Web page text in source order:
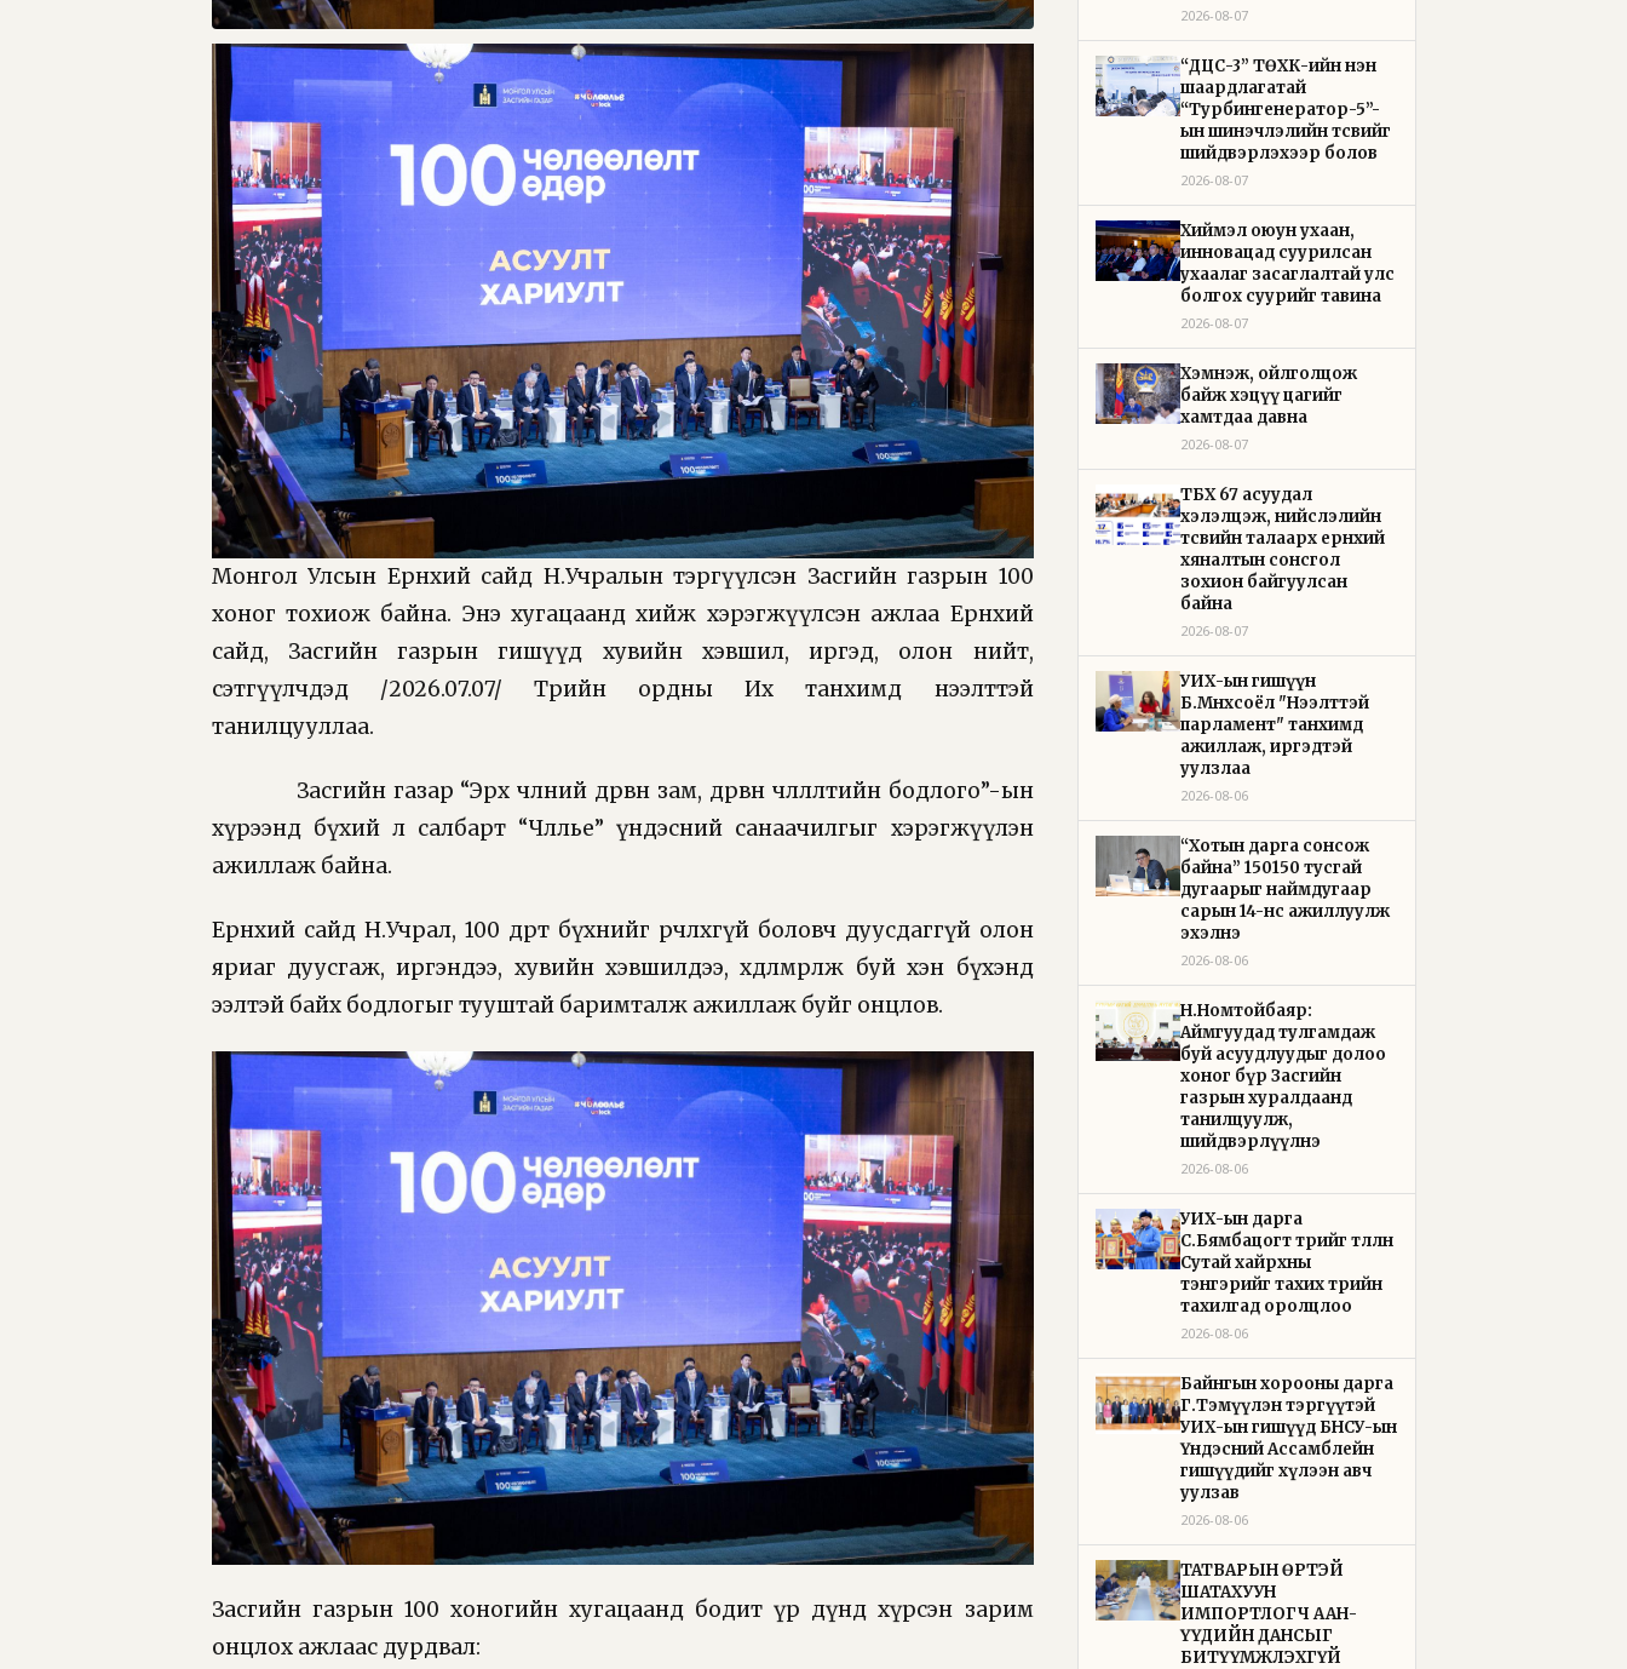
Монгол Улсын Ерөнхий сайд Н.Учралын тэргүүлсэн Засгийн газрын 100
хоног тохиож байна. Энэ хугацаанд хийж хэрэгжүүлсэн ажлаа Ерөнхий
сайд, Засгийн газрын гишүүд хувийн хэвшил, иргэд, олон нийт,
сэтгүүлчдэд /2026.07.07/ Төрийн ордны Их танхимд нээлттэй
танилцууллаа.
Засгийн газар “Эрх чөлөөний дөрвөн зам, дөрвөн чөлөөлөлтийн бодлого”-ын
хүрээнд бүхий л салбарт “Чөлөөлье” үндэсний санаачилгыг хэрэгжүүлэн
ажиллаж байна.
Ерөнхий сайд Н.Учрал, 100 өдөрт бүхнийг өөрчлөхгүй боловч дуусдаггүй олон
яриаг дуусгаж, иргэндээ, хувийн хэвшилдээ, хөдөлмөрлөж буй хэн бүхэнд
ээлтэй байх бодлогыг тууштай баримталж ажиллаж буйг онцлов.
Засгийн газрын 100 хоногийн хугацаанд бодит үр дүнд хүрсэн зарим
онцлох ажлаас дурдвал:
2026-08-07
“ДЦС-3” ТӨХК-ийн нэн
шаардлагатай
“Турбингенератор-5”-
ын шинэчлэлийн төсвийг
шийдвэрлэхээр болов
2026-08-07
Хиймэл оюун ухаан,
инновацад суурилсан
ухаалаг засаглалтай улс
болгох суурийг тавина
2026-08-07
Хэмнэж, ойлголцож
байж хэцүү цагийг
хамтдаа давна
2026-08-07
ТБХ 67 асуудал
хэлэлцэж, нийслэлийн
төсвийн талаарх ерөнхий
хяналтын сонсгол
зохион байгуулсан
байна
2026-08-07
УИХ-ын гишүүн
Б.Мөнхсоёл "Нээлттэй
парламент" танхимд
ажиллаж, иргэдтэй
уулзлаа
2026-08-06
“Хотын дарга сонсож
байна” 150150 тусгай
дугаарыг наймдугаар
сарын 14-нөөс ажиллуулж
эхэлнэ
2026-08-06
Н.Номтойбаяр:
Аймгуудад тулгамдаж
буй асуудлуудыг долоо
хоног бүр Засгийн
газрын хуралдаанд
танилцуулж,
шийдвэрлүүлнэ
2026-08-06
УИХ-ын дарга
С.Бямбацогт төрийг төлөөлөн
Сутай хайрхны
тэнгэрийг тахих төрийн
тахилгад оролцлоо
2026-08-06
Байнгын хорооны дарга
Г.Тэмүүлэн тэргүүтэй
УИХ-ын гишүүд БНСУ-ын
Үндэсний Ассамблейн
гишүүдийг хүлээн авч
уулзав
2026-08-06
ТАТВАРЫН ӨРТЭЙ
ШАТАХУУН
ИМПОРТЛОГЧ ААН-
ҮҮДИЙН ДАНСЫГ
БИТҮҮМЖЛЭХГҮЙ